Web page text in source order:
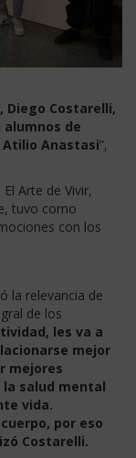
Diego Costarelli,
de
Atilio Anastasi”,
Arte de Vivir,
tuvo como
con los
la relevancia de
de los
les va a
mejor
mejores
la salud mental
vida.
por eso
Costarelli.